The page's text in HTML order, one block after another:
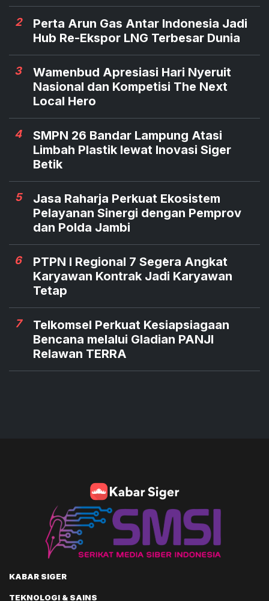
2
Perta Arun Gas Antar Indonesia Jadi
Hub Re-Ekspor LNG Terbesar Dunia
3
Wamenbud Apresiasi Hari Nyeruit
Nasional dan Kompetisi The Next
Local Hero
4
SMPN 26 Bandar Lampung Atasi
Limbah Plastik lewat Inovasi Siger
Betik
5
Jasa Raharja Perkuat Ekosistem
Pelayanan Sinergi dengan Pemprov
dan Polda Jambi
6
PTPN I Regional 7 Segera Angkat
Karyawan Kontrak Jadi Karyawan
Tetap
7
Telkomsel Perkuat Kesiapsiagaan
Bencana melalui Gladian PANJI
Relawan TERRA
KABAR SIGER
TEKNOLOGI & SAINS